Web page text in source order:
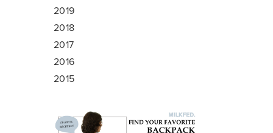
2019
2018
2017
2016
2015